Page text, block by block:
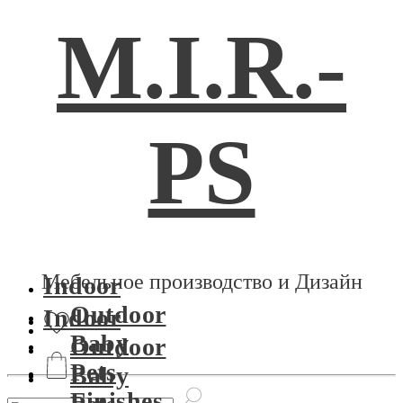
M.I.R.-
PS
Мебельное производство и Дизайн
Indoor
Outdoor
Baby
Pets
Indoor
Outdoor
Baby